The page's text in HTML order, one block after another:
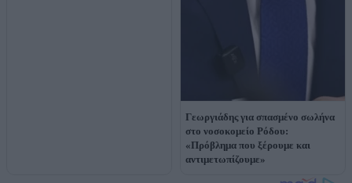
Γεωργιάδης για σπασμένο σωλήνα
στο νοσοκομείο Ρόδου:
«Πρόβλημα που ξέρουμε και
αντιμετωπίζουμε»